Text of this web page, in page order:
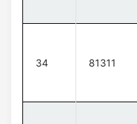
34 81311